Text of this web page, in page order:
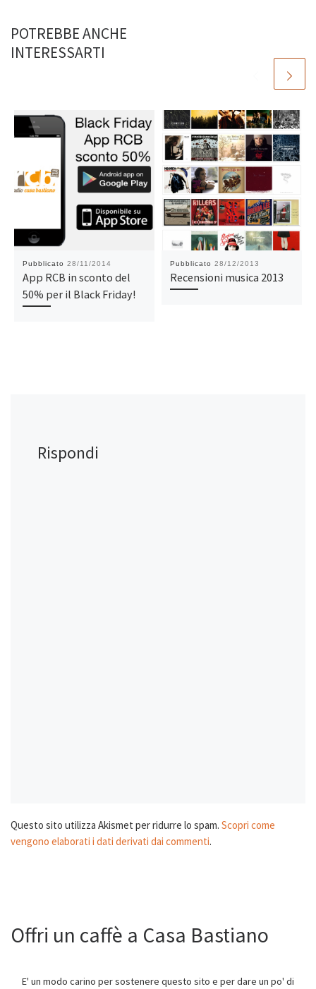
POTREBBE ANCHE
INTERESSARTI
Pubblicato 28/11/2014
App RCB in sconto del
50% per il Black Friday!
Pubblicato 28/12/2013
Recensioni musica 2013
Rispondi
Questo sito utilizza Akismet per ridurre lo spam. Scopri come
vengono elaborati i dati derivati dai commenti.
Offri un caffè a Casa Bastiano
E' un modo carino per sostenere questo sito e per dare un po' di